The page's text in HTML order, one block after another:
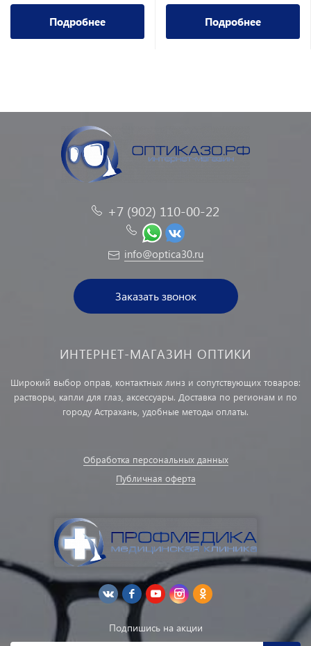
Подробнее Подробнее
+7 (902) 110-00-22
info@optica30.ru
Заказать звонок
ИНТЕРНЕТ-МАГАЗИН ОПТИКИ
Широкий выбор оправ, контактных линз и сопутствующих товаров:
растворы, капли для глаз, аксессуары. Доставка по регионам и по
городу Астрахань, удобные методы оплаты.
Обработка персональных данных
Публичная оферта
Подпишись на акции